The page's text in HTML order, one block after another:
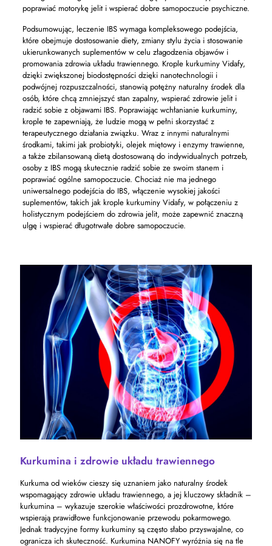
poprawiać motorykę jelit i wspierać dobre samopoczucie psychiczne.
Podsumowując, leczenie IBS wymaga kompleksowego podejścia,
które obejmuje dostosowanie diety, zmiany stylu życia i stosowanie
ukierunkowanych suplementów w celu złagodzenia objawów i
promowania zdrowia układu trawiennego. Krople kurkuminy Vidafy,
dzięki zwiększonej biodostępności dzięki nanotechnologii i
podwójnej rozpuszczalności, stanowią potężny naturalny środek dla
osób, które chcą zmniejszyć stan zapalny, wspierać zdrowie jelit i
radzić sobie z objawami IBS. Poprawiając wchłanianie kurkuminy,
krople te zapewniają, że ludzie mogą w pełni skorzystać z
terapeutycznego działania związku. Wraz z innymi naturalnymi
środkami, takimi jak probiotyki, olejek miętowy i enzymy trawienne,
a także zbilansowaną dietą dostosowaną do indywidualnych potrzeb,
osoby z IBS mogą skutecznie radzić sobie ze swoim stanem i
poprawiać ogólne samopoczucie. Chociaż nie ma jednego
uniwersalnego podejścia do IBS, włączenie wysokiej jakości
suplementów, takich jak krople kurkuminy Vidafy, w połączeniu z
holistycznym podejściem do zdrowia jelit, może zapewnić znaczną
ulgę i wspierać długotrwałe dobre samopoczucie.
Kurkumina i zdrowie układu trawiennego
Kurkuma od wieków cieszy się uznaniem jako naturalny środek
wspomagający zdrowie układu trawiennego, a jej kluczowy składnik –
kurkumina – wykazuje szerokie właściwości prozdrowotne, które
wspierają prawidłowe funkcjonowanie przewodu pokarmowego.
Jednak tradycyjne formy kurkuminy są często słabo przyswajalne, co
ogranicza ich skuteczność. Kurkumina NANOFY wyróżnia się na tle